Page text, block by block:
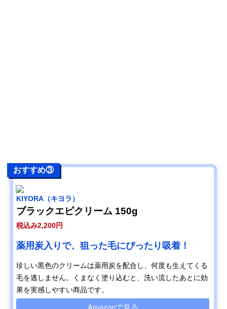
おすすめ③
KIYORA（キヨラ）
ブラックエピクリーム 150g
税込み2,200円
薬用炭入りで、狙った毛にぴったり吸着！
珍しい黒色のクリームは薬用炭を配合し、何度も生えてくる
毛を逃しません。くまなく塗り込むと、洗い流したあとに効
果を実感しやすい商品です。